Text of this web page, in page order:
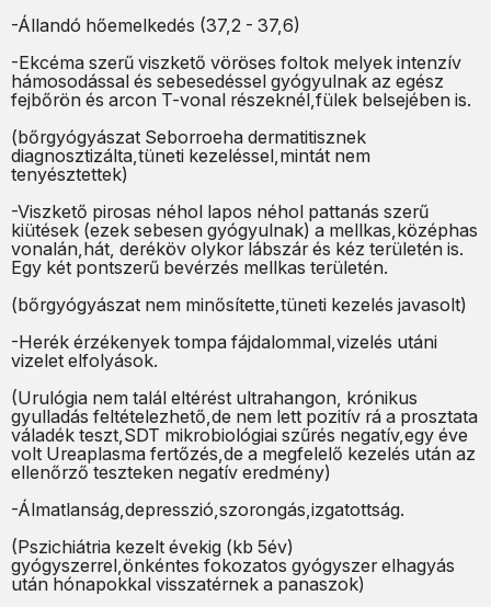
-Állandó hőemelkedés (37,2 - 37,6)
-Ekcéma szerű viszkető vöröses foltok melyek intenzív
hámosodással és sebesedéssel gyógyulnak az egész
fejbőrön és arcon T-vonal részeknél,fülek belsejében is.
(bőrgyógyászat Seborroeha dermatitisznek
diagnosztizálta,tüneti kezeléssel,mintát nem
tenyésztettek)
-Viszkető pirosas néhol lapos néhol pattanás szerű
kiütések (ezek sebesen gyógyulnak) a mellkas,középhas
vonalán,hát, deréköv olykor lábszár és kéz területén is.
Egy két pontszerű bevérzés mellkas területén.
(bőrgyógyászat nem minősítette,tüneti kezelés javasolt)
-Herék érzékenyek tompa fájdalommal,vizelés utáni
vizelet elfolyások.
(Urulógia nem talál eltérést ultrahangon, krónikus
gyulladás feltételezhető,de nem lett pozitív rá a prosztata
váladék teszt,SDT mikrobiológiai szűrés negatív,egy éve
volt Ureaplasma fertőzés,de a megfelelő kezelés után az
ellenőrző teszteken negatív eredmény)
-Álmatlanság,depresszió,szorongás,izgatottság.
(Pszichiátria kezelt évekig (kb 5év)
gyógyszerrel,önkéntes fokozatos gyógyszer elhagyás
után hónapokkal visszatérnek a panaszok)